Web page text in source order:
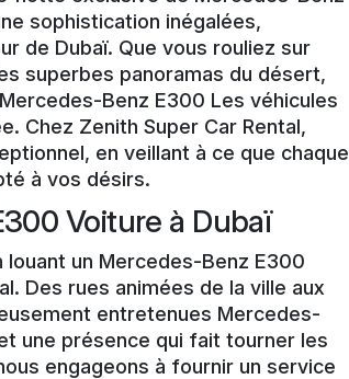
sophistication inégalées,
de Dubaï. Que vous rouliez sur
superbes panoramas du désert,
Benz E300 Les véhicules
Chez Zenith Super Car Rental,
en veillant à ce que chaque
à vos désirs.
Voiture à Dubaï
un Mercedes-Benz E300
Des rues animées de la ville aux
entretenues Mercedes-
une présence qui fait tourner les
engageons à fournir un service